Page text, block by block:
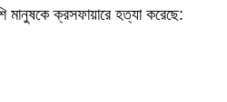
মানুষকে ক্রসফায়ারে হত্যা করেছে: